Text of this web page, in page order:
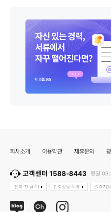
회사소개 이용약관 제휴문의
고객센터 1588-8443 평일
전화 전 클릭! 전화상담 예약 원격지